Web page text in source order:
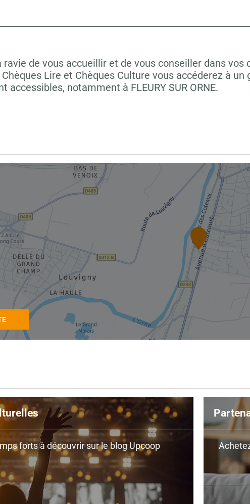
ravie de vous accueillir et de vous conseiller dans
Lire et Chèques Culture vous accéderez à
accessibles, notamment à FLEURY SUR ORNE.
forts à découvrir sur le blog Upcoop